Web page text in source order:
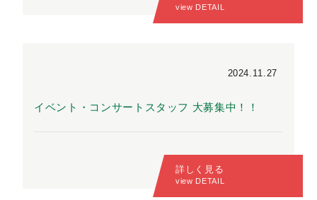
view DETAIL
イベント・コンサートスタッフ 大募集中！！
2024.11.27
詳しく見る
view DETAIL